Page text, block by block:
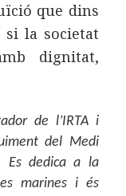
que dins
si la societat
dignitat,
de l’IRTA i
del Medi
Es dedica a la
marines i és